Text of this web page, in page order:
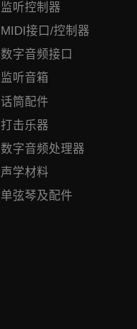
监听控制器
MIDI接口/控制器
数字音频接口
监听音箱
话筒配件
打击乐器
数字音频处理器
声学材料
单弦琴及配件